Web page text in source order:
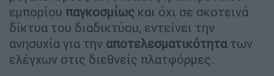
εμπορίου παγκοσμίως και όχι σε σκοτεινά
δίκτυα του διαδικτύου, εντείνει την
ανησυχία για την αποτελεσματικότητατων
ελέγχων στις διεθνείς πλατφόρμες.